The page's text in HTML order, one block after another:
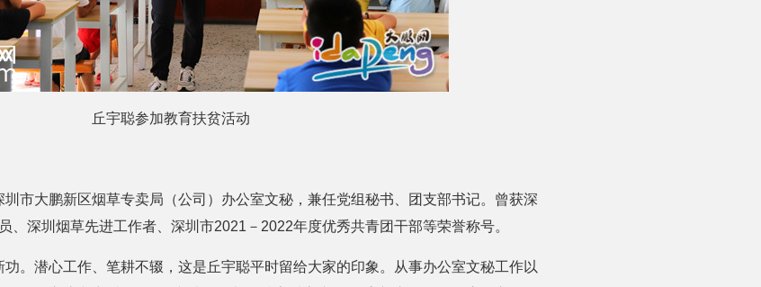
丘宇聪参加教育扶贫活动
市大鹏新区烟草专卖局（公司）办公室文秘，兼任党组秘书、团支部书记。曾获深
、深圳烟草先进工作者、深圳市2021－2022年度优秀共青团干部等荣誉称号。
。潜心工作、笔耕不辍，这是丘宇聪平时留给大家的印象。从事办公室文秘工作以